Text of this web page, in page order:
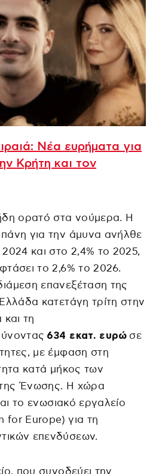
Νέα ευρήματα για
Κρήτη και τον
ορατό στα νούμερα. Η
για την άμυνα ανήλθε
και στο 2,4% το 2025,
το 2,6% το 2026.
επανεξέταση της
κατετάγη τρίτη στην
τη
634 εκατ. ευρώ σε
με έμφαση στη
κατά μήκος των
Ένωσης. Η χώρα
το ενωσιακό εργαλείο
for Europe) για τη
επενδύσεων.
που συνοδεύει την